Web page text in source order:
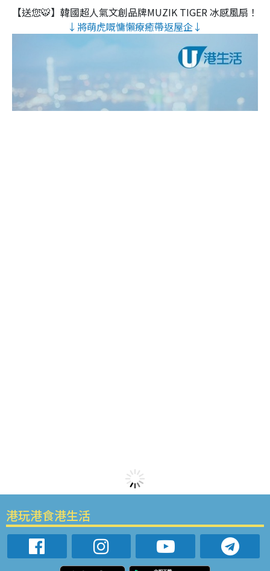
【送您🐯】韓國超人氣文創品牌MUZIK TIGER 冰感風扇！
↓將萌虎嘅慵懶療癒帶返屋企↓
港玩港食港生活